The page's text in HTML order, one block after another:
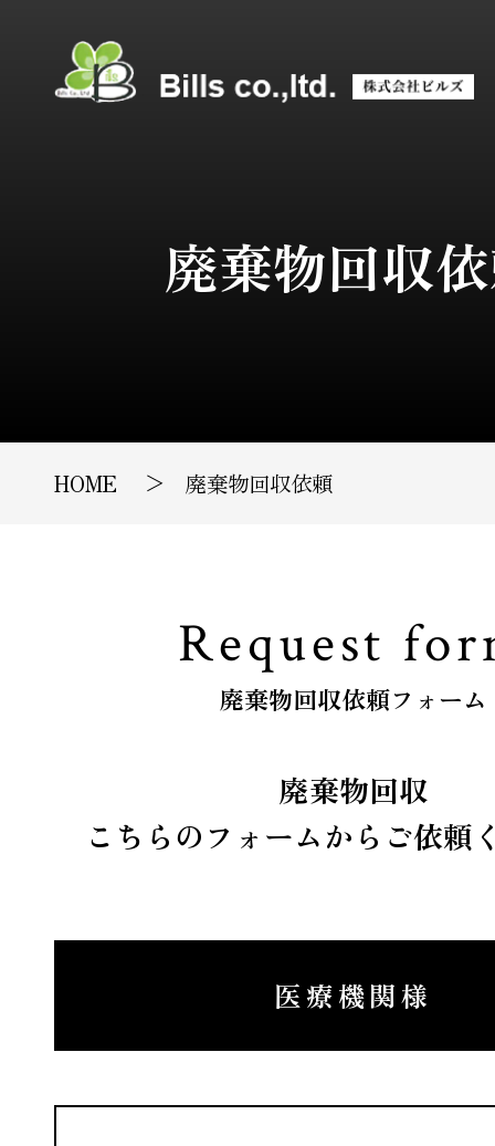
廃棄物回収
HOME 廃棄物回収依頼
Request
廃棄物回収依頼フォーム
廃棄物回収
こちらのフォームからご依頼
医療機関様